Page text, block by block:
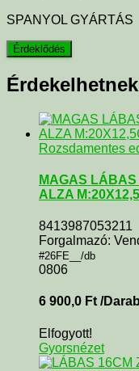
SPANYOL GYÁRTÁS
Rozsdamentes
MAGAS LÁBAS
ALZA
8413987053211
Forgalmazó:
#26FE__/db
0806
6 900,0 Ft /Darab
Elfogyott!
Gyorsnézet